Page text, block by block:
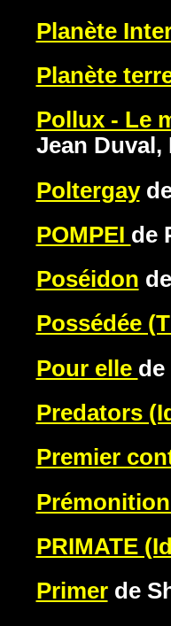
Planète
Planète
Pollux - Le
Jean Duval,
Poltergay
POMPEI de
Poséidon
Possédée
Pour elle de
Predators
Premier
PRIMATE
Primerde